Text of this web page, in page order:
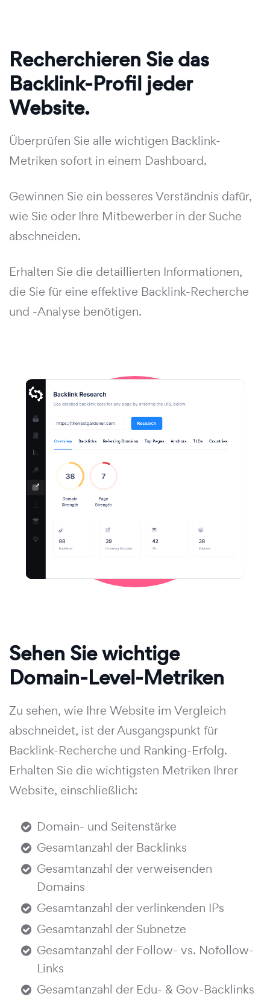
Recherchieren Sie das
Backlink-Profil jeder
Website.
Überprüfen Sie alle wichtigen Backlink-
Metriken sofort in einem Dashboard.
Gewinnen Sie ein besseres Verständnis dafür,
wie Sie oder Ihre Mitbewerber in der Suche
abschneiden.
Erhalten Sie die detaillierten Informationen,
die Sie für eine effektive Backlink-Recherche
und -Analyse benötigen.
Sehen Sie wichtige
Domain-Level-Metriken
Zu sehen, wie Ihre Website im Vergleich
abschneidet, ist der Ausgangspunkt für
Backlink-Recherche und Ranking-Erfolg.
Erhalten Sie die wichtigsten Metriken Ihrer
Website, einschließlich:
Domain- und Seitenstärke
Gesamtanzahl der Backlinks
Gesamtanzahl der verweisenden
Domains
Gesamtanzahl der verlinkenden IPs
Gesamtanzahl der Subnetze
Gesamtanzahl der Follow- vs. Nofollow-
Links
Gesamtanzahl der Edu- & Gov-Backlinks